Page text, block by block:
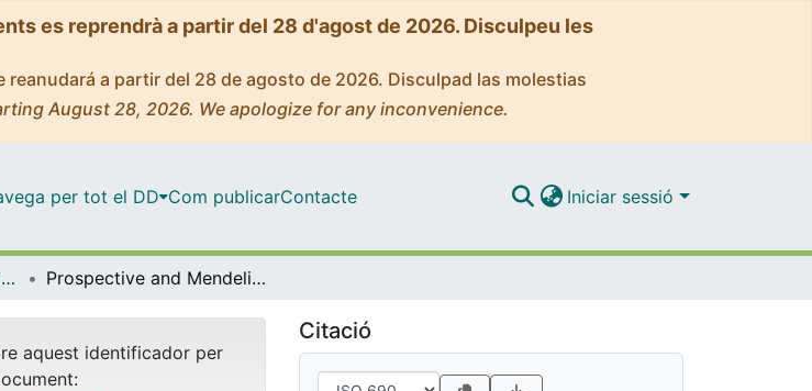
es reprendrà a partir del 28 d'agost de 2026. Disculpeu les
a partir del 28 de agosto de 2026. Disculpad las molestias
August 28, 2026. We apologize for any inconvenience.
per tot el DD Com publicarContacte Iniciar sessió
Articles publicats en revistes (Ciències Clíniques) Prospective and Mendelian randomization analyses on the association of circulating fatty acid binding protein 4 (FABP-4) and risk of colorectal cancer
aquest identificador per
Citació